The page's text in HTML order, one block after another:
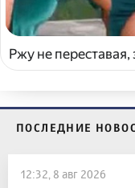
Ржу не
ПОСЛЕДНИЕ
12:32, 8 авг 2026